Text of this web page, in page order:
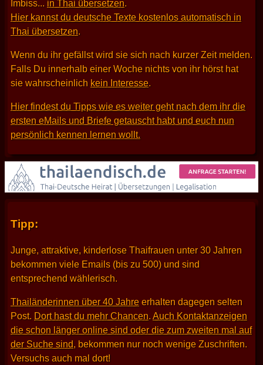
Imbiss... in Thai übersetzen.
Hier kannst du deutsche Texte kostenlos automatisch in
Thai übersetzen.
Wenn du ihr gefällst wird sie sich nach kurzer Zeit melden.
Falls Du innerhalb einer Woche nichts von ihr hörst hat
sie wahrscheinlich kein Interesse.
Hier findest du Tipps wie es weiter geht nach dem ihr die
ersten eMails und Briefe getauscht habt und euch nun
persönlich kennen lernen wollt.
Tipp:
Junge, attraktive, kinderlose Thaifrauen unter 30 Jahren
bekommen viele Emails (bis zu 500) und sind
entsprechend wählerisch.
Thailänderinnen über 40 Jahre erhalten dagegen selten
Post. Dort hast du mehr Chancen. Auch Kontaktanzeigen
die schon länger online sind oder die zum zweiten mal auf
der Suche sind, bekommen nur noch wenige Zuschriften.
Versuchs auch mal dort!